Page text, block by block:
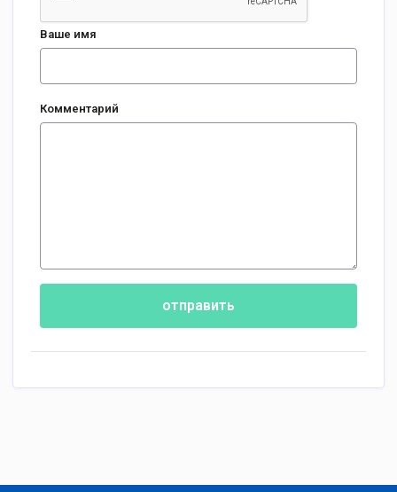
Ваше имя
Комментарий
отправить